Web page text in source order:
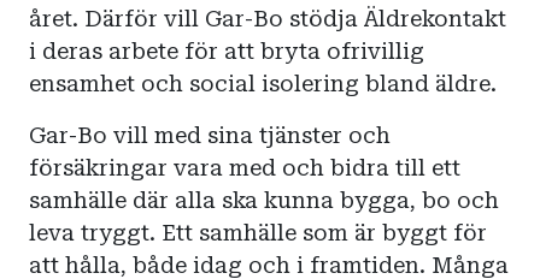
året. Därför vill Gar-Bo stödja Äldrekontakt
i deras arbete för att bryta ofrivillig
ensamhet och social isolering bland äldre.
Gar-Bo vill med sina tjänster och
försäkringar vara med och bidra till ett
samhälle där alla ska kunna bygga, bo och
leva tryggt. Ett samhälle som är byggt för
att hålla, både idag och i framtiden. Många